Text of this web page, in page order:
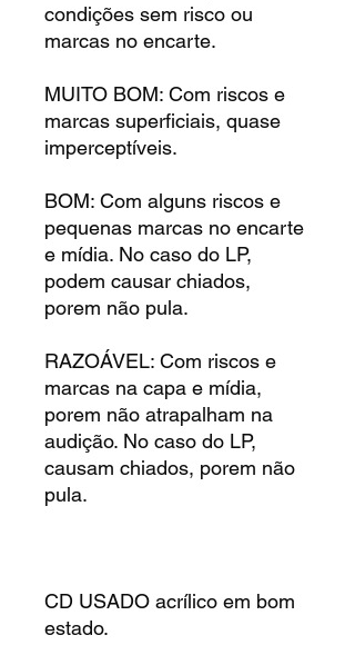
condições sem risco ou
marcas no encarte.
MUITO BOM: Com riscos e
marcas superficiais, quase
imperceptíveis.
BOM: Com alguns riscos e
pequenas marcas no encarte
e mídia. No caso do LP,
podem causar chiados,
porem não pula.
RAZOÁVEL: Com riscos e
marcas na capa e mídia,
porem não atrapalham na
audição. No caso do LP,
causam chiados, porem não
pula.
CD USADO acrílico em bom
estado.